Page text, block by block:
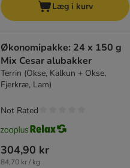
Læg i kurv
Økonomipakke: 24 x 150 g
Mix Cesar alubakker
Terrin (Okse, Kalkun + Okse,
Fjerkræ, Lam)
304,90 kr
84,70 kr / kg
Not Rated